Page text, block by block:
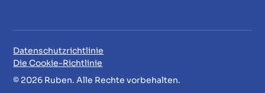
© 2026 Ruben. Alle Rechte vorbehalten.
Datenschutzrichtlinie
Die Cookie-Richtlinie